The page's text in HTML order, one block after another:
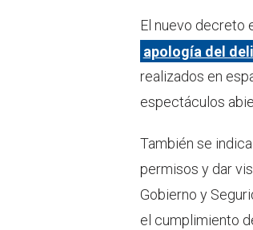
El nuevo decreto
apología del
realizados en
espectáculos
También se
permisos y dar
Gobierno y
el cumplimiento